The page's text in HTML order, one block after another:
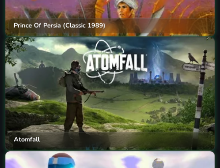
Prince Of Persia (Classic 1989)
Atomfall